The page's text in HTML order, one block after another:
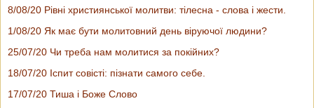
8/08/20 Рівні християнської молитви: тілесна - слова і жести.
1/08/20 Як має бути молитовний день віруючої людини?
25/07/20 Чи треба нам молитися за покійних?
18/07/20 Іспит совісті: пізнати самого себе.
17/07/20 Тиша і Боже Слово